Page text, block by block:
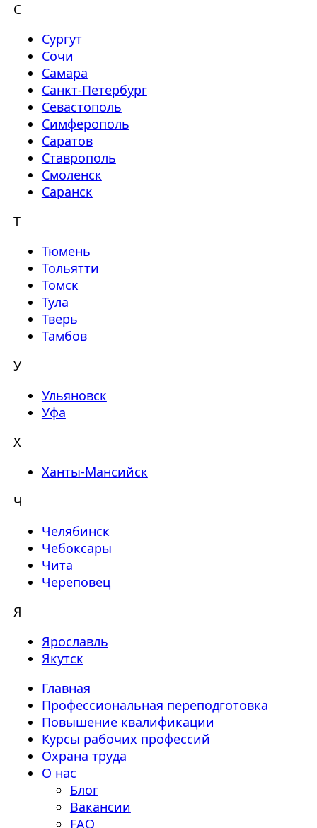
С
Сургут
Сочи
Самара
Санкт-Петербург
Севастополь
Симферополь
Саратов
Ставрополь
Смоленск
Саранск
Т
Тюмень
Тольятти
Томск
Тула
Тверь
Тамбов
У
Ульяновск
Уфа
Х
Ханты-Мансийск
Ч
Челябинск
Чебоксары
Чита
Череповец
Я
Ярославль
Якутск
Главная
Профессиональная переподготовка
Повышение квалификации
Курсы рабочих профессий
Охрана труда
О нас
Блог
Вакансии
FAQ